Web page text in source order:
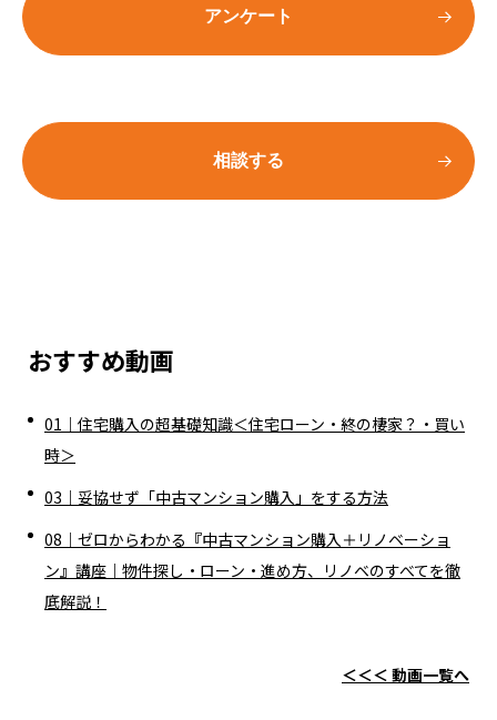
アンケート
相談する
おすすめ動画
01｜住宅購入の超基礎知識＜住宅ローン・終の棲家？・買い
時＞
03｜妥協せず「中古マンション購入」をする方法
08｜ゼロからわかる『中古マンション購入＋リノベーショ
ン』講座｜物件探し・ローン・進め方、リノベのすべてを徹
底解説！
＜＜＜ 動画一覧へ